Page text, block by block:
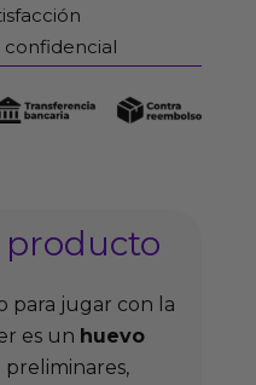
confidencial
producto
para jugar con la
es un huevo
preliminares,